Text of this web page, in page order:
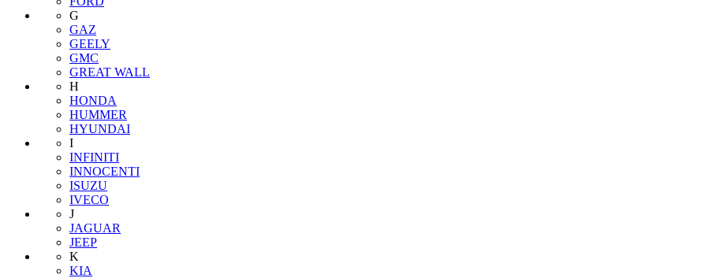
G
GAZ
GEELY
GMC
GREAT WALL
H
HONDA
HUMMER
HYUNDAI
I
INFINITI
INNOCENTI
ISUZU
IVECO
J
JAGUAR
JEEP
K
KIA